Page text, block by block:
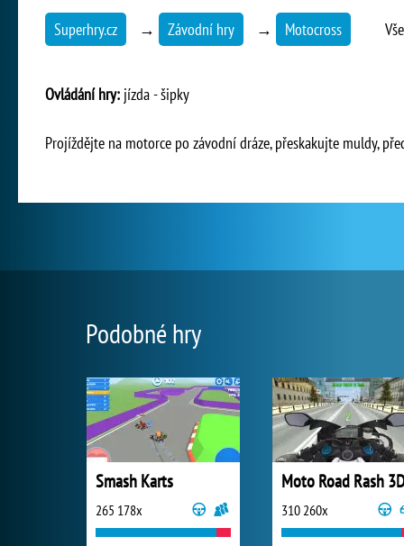
Superhry.cz → Závodní hry → Motocross
Ovládání hry: jízda - šipky
Projíždějte na motorce po závodní dráze, přeskakujte muldy,
Podobné hry
Smash Karts
265 178x
Moto Road Rash
310 260x